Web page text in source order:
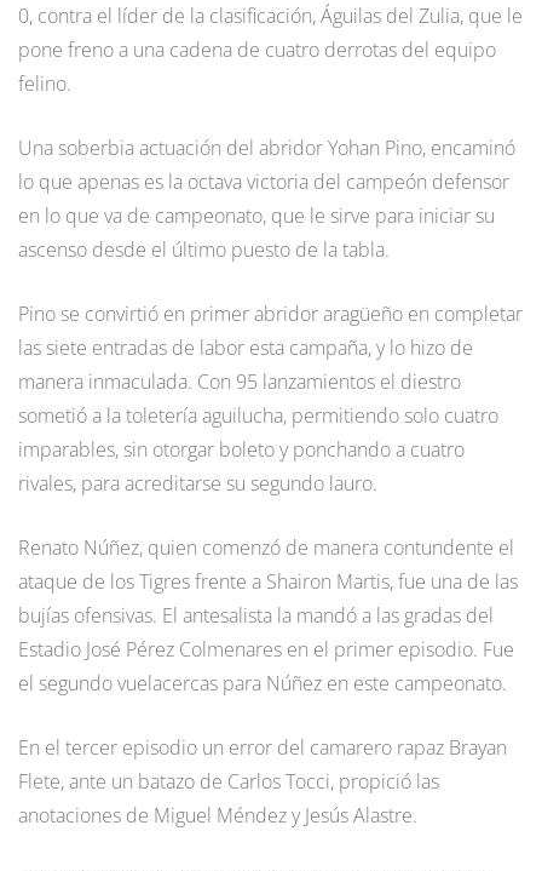
0, contra el líder de la clasificación, Águilas del Zulia, que le
pone freno a una cadena de cuatro derrotas del equipo
felino.
Una soberbia actuación del abridor Yohan Pino, encaminó
lo que apenas es la octava victoria del campeón defensor
en lo que va de campeonato, que le sirve para iniciar su
ascenso desde el último puesto de la tabla.
Pino se convirtió en primer abridor aragüeño en completar
las siete entradas de labor esta campaña, y lo hizo de
manera inmaculada. Con 95 lanzamientos el diestro
sometió a la toletería aguilucha, permitiendo solo cuatro
imparables, sin otorgar boleto y ponchando a cuatro
rivales, para acreditarse su segundo lauro.
Renato Núñez, quien comenzó de manera contundente el
ataque de los Tigres frente a Shairon Martis, fue una de las
bujías ofensivas. El antesalista la mandó a las gradas del
Estadio José Pérez Colmenares en el primer episodio. Fue
el segundo vuelacercas para Núñez en este campeonato.
En el tercer episodio un error del camarero rapaz Brayan
Flete, ante un batazo de Carlos Tocci, propició las
anotaciones de Miguel Méndez y Jesús Alastre.